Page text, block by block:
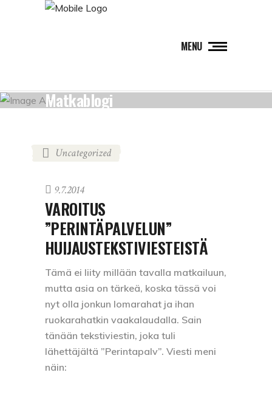
MENU
Matkablogi
Uncategorized
9.7.2014
VAROITUS
”PERINTÄPALVELUN”
HUIJAUSTEKSTIVIESTEISTÄ
Tämä ei liity millään tavalla matkailuun,
mutta asia on tärkeä, koska tässä voi
nyt olla jonkun lomarahat ja ihan
ruokarahatkin vaakalaudalla. Sain
tänään tekstiviestin, joka tuli
lähettäjältä ”Perintapalv”. Viesti meni
näin: